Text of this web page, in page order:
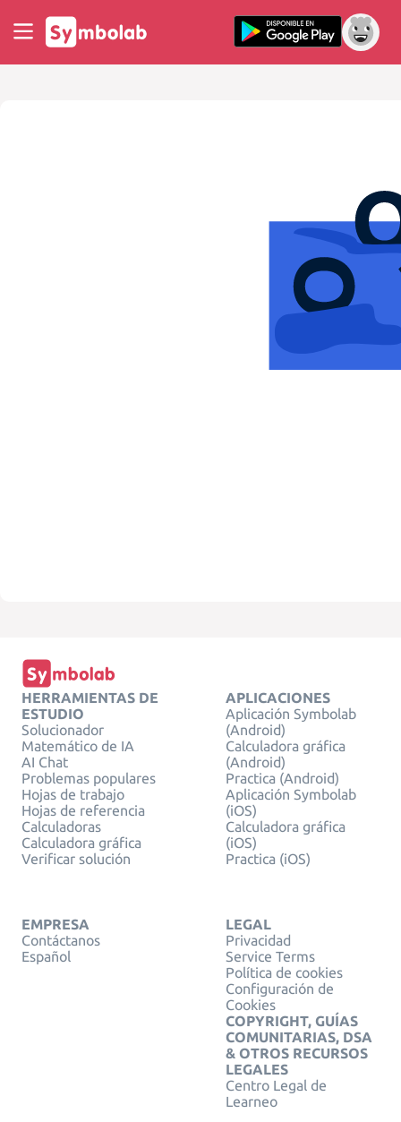
HERRAMIENTAS DE
ESTUDIO
Solucionador
Matemático de IA
AI Chat
Problemas populares
Hojas de trabajo
Hojas de referencia
Calculadoras
Calculadora gráfica
Verificar solución
APLICACIONES
Aplicación Symbolab
(Android)
Calculadora gráfica
(Android)
Practica (Android)
Aplicación Symbolab
(iOS)
Calculadora gráfica
(iOS)
Practica (iOS)
EMPRESA
Contáctanos
Español
LEGAL
Privacidad
Service Terms
Política de cookies
Configuración de
Cookies
COPYRIGHT, GUÍAS
COMUNITARIAS, DSA
& OTROS RECURSOS
LEGALES
Centro Legal de
Learneo